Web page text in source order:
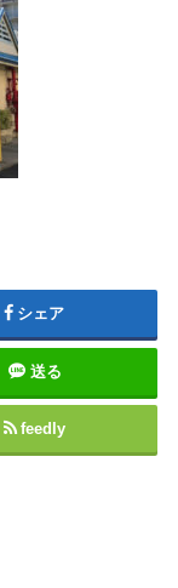
シェア
送る
feedly